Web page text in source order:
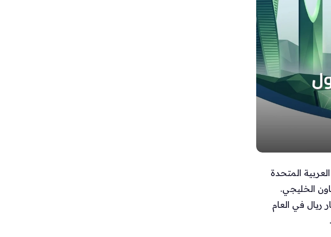
المتحدة
الخليجي.
لتصل إلى 51.24 مليار ريال في عام 2025 مقارنةً بـ 22.19 مليار ريال في العام